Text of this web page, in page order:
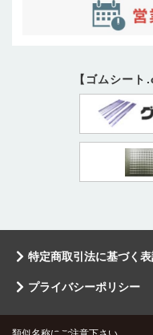
【ゴムシー
特定商取引法に基づく
プライバシーポリシー